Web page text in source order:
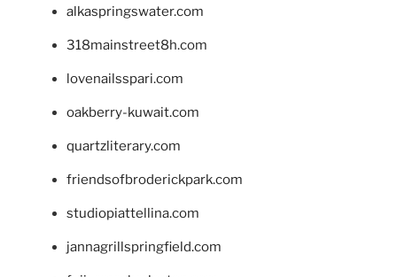
alkaspringswater.com
318mainstreet8h.com
lovenailsspari.com
oakberry-kuwait.com
quartzliterary.com
friendsofbroderickpark.com
studiopiattellina.com
jannagrillspringfield.com